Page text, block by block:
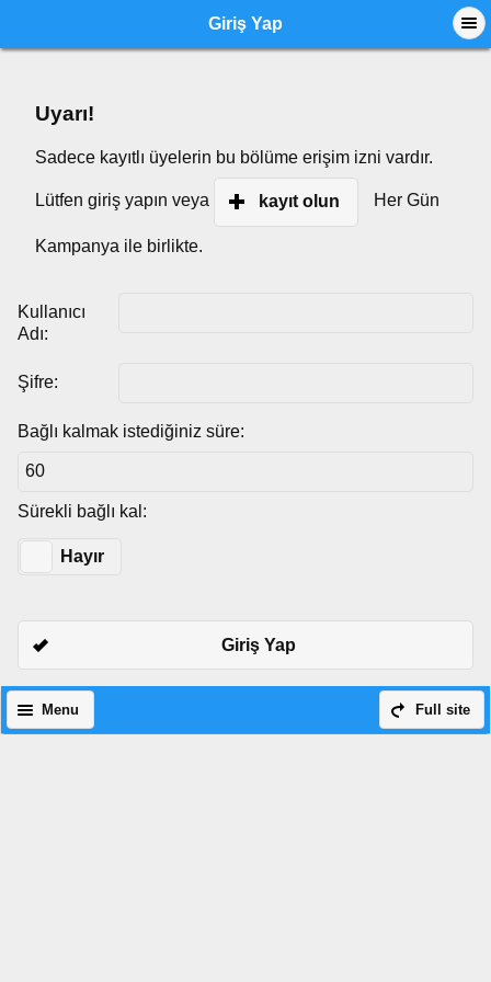
Giriş Yap
Uyarı!
Sadece kayıtlı üyelerin bu bölüme erişim izni vardır.
Lütfen giriş yapın veya kayıt olun Her Gün
Kampanya ile birlikte.
Kullanıcı
Adı:
Şifre:
Bağlı kalmak istediğiniz süre:
Sürekli bağlı kal:
Hayır
Giriş Yap
Full site
Menu